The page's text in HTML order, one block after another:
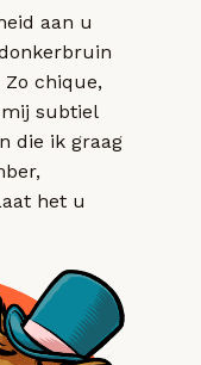
aan u
chique,
subtiel
die ik graag
het u